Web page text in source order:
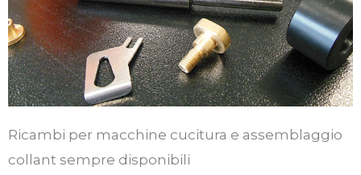
Ricambi per macchine cucitura e assemblaggio
collant sempre disponibili